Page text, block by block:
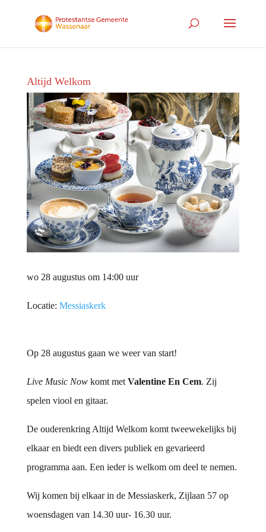
Altijd Welkom
wo 28 augustus om 14:00 uur
Locatie: Messiaskerk
Op 28 augustus gaan we weer van start!
Live Music Nowkomt met Valentine En Cem. Zij
spelen viool en gitaar.
De ouderenkring Altijd Welkom komt tweewekelijks bij
elkaar en biedt een divers publiek en gevarieerd
programma aan. Een ieder is welkom om deel te nemen.
Wij komen bij elkaar in de Messiaskerk, Zijlaan 57 op
woensdagen van 14.30 uur- 16.30 uur.